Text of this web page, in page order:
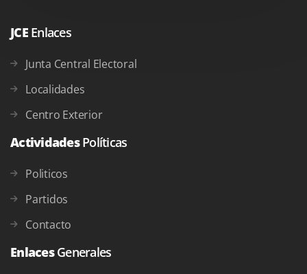
JCE Enlaces
Junta Central Electoral
Localidades
Centro Exterior
ActividadesPolíticas
Politicos
Partidos
Contacto
EnlacesGenerales